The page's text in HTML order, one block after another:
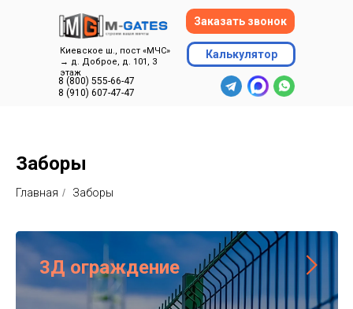
8 (910) 607-47-47
Киевское ш., пост «МЧС»
→ д. Доброе, д. 101, 3
этаж
8 (800) 555-66-47
Заказать звонок
Калькулятор
Заборы
Главная / Заборы
3Д ограждение